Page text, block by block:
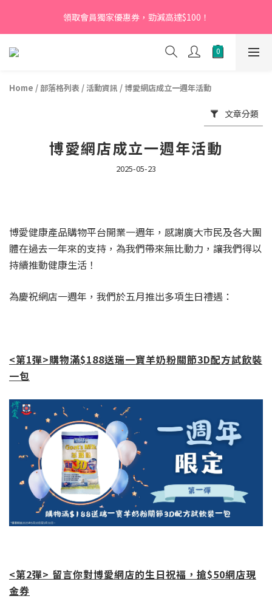
【新會員】即日起至2026月12月31日，首次下單輸入優惠碼
「NEW95」即可享95折
領取會員獨家優惠券，勁減高達$100！
【新會員】即日起至2026月12月31日，首次下單輸入優惠碼
「NEW95」即可享95折
Home / 部落格列表 /活動資訊 /博愛網店成立一週年活動
文章分類
博愛網店成立一週年活動
2025-05-23
博愛健康產品購物平台開業一週年，感謝廣大市民及各大團
體在過去一年來的支持，為我們帶來無比動力，讓我們得以
持續推動健康生活！
為慶祝網店一週年，我們於五月推出多項生日禮遇：
<第1彈>購物滿$188送瑞一寶羊奶粉關節3D配方試飲裝
一包
<第2彈> 留言你對博愛網店的生日祝褔，搶$50網店現
金券